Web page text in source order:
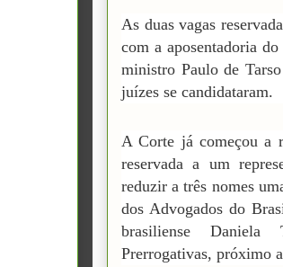
As duas vagas
com a aposentadoria
ministro Paulo de
juízes se candidataram.
A Corte já começou a
reservada a um
reduzir a três nomes
dos Advogados do
brasiliense Daniela
Prerrogativas, próximo